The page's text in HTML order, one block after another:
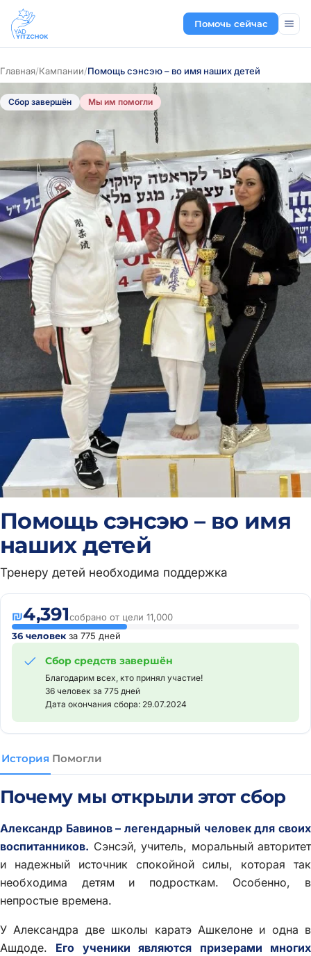
Помочь сейчас
Главная/Кампании/Помощь сэнсэю – во имя наших детей
Помощь сэнсэю – во имя
наших детей
Тренеру детей необходима поддержка
Сбор завершён Мы им помогли
История Помогли
₪4,391собрано от цели 11,000
36 человек за 775 дней
Сбор средств завершён
Благодарим всех, кто принял участие!
36 человек за 775 дней
Дата окончания сбора: 29.07.2024
Почему мы открыли этот сбор
Александр Бавинов – легендарный человек для своих
воспитанников. Сэнсэй, учитель, моральный авторитет
и надежный источник спокойной силы, которая так
необходима детям и подросткам. Особенно, в
непростые времена.
У Александра две школы каратэ Ашкелоне и одна в
Ашдоде. Его ученики являются призерами многих